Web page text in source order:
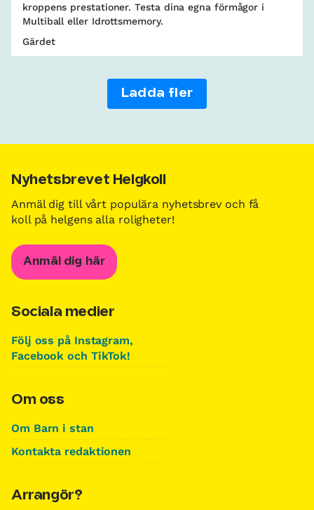
kroppens prestationer. Testa dina egna förmågor i
Multiball eller Idrottsmemory.
Gärdet
Ladda fler
Nyhetsbrevet Helgkoll
Anmäl dig till vårt populära nyhetsbrev och få
koll på helgens alla roligheter!
Anmäl dig här
Sociala medier
Följ oss på Instagram,
Facebook och TikTok!
Om oss
Om Barn i stan
Kontakta redaktionen
Arrangör?